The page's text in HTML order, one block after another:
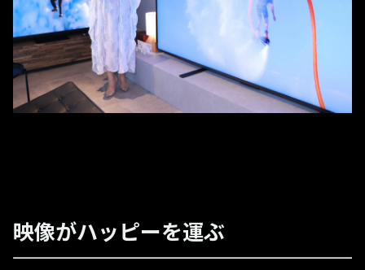
映像がハッピーを運ぶ